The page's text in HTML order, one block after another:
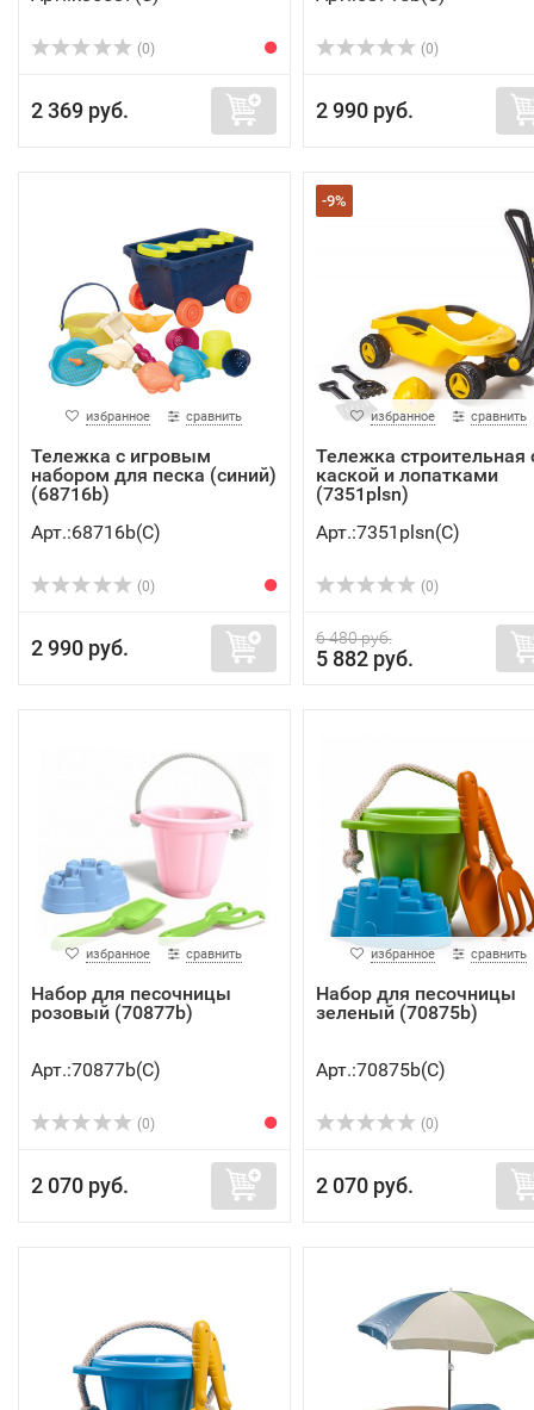
(0)
2 369 руб.
(0)
2 990 руб.
избранное сравнить
Тележка с игровым
набором для песка (синий)
(68716b)
Арт.:68716b(C)
(0)
2 990 руб.
-9%
избранное сравнить
Тележка строительная
каской и лопатками
(7351plsn)
Арт.:7351plsn(C)
(0)
6 480 руб.
5 882 руб.
избранное сравнить
Набор для песочницы
розовый (70877b)
Арт.:70877b(C)
(0)
2 070 руб.
избранное сравнить
Набор для песочницы
зеленый (70875b)
Арт.:70875b(C)
(0)
2 070 руб.